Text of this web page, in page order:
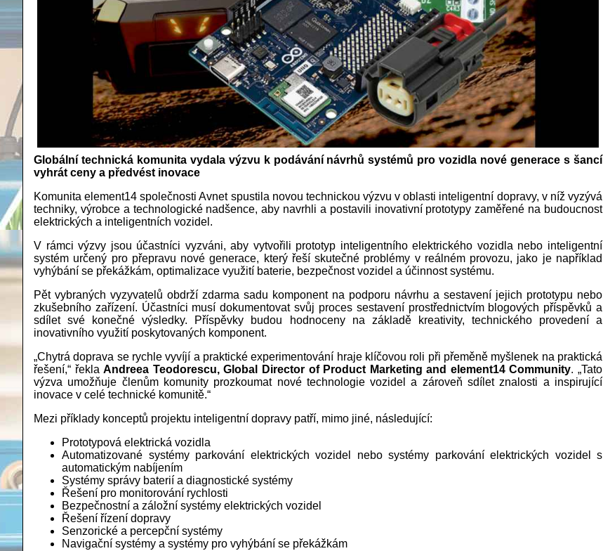
Globální technická komunita vydala výzvu k podávání návrhů systémů pro vozidla nové generace s šancí
vyhrát ceny a předvést inovace
Komunita element14 společnosti Avnet spustila novou technickou výzvu v oblasti inteligentní dopravy, v níž vyzývá
techniky, výrobce a technologické nadšence, aby navrhli a postavili inovativní prototypy zaměřené na budoucnost
elektrických a inteligentních vozidel.
V rámci výzvy jsou účastníci vyzváni, aby vytvořili prototyp inteligentního elektrického vozidla nebo inteligentní
systém určený pro přepravu nové generace, který řeší skutečné problémy v reálném provozu, jako je například
vyhýbání se překážkám, optimalizace využití baterie, bezpečnost vozidel a účinnost systému.
Pět vybraných vyzyvatelů obdrží zdarma sadu komponent na podporu návrhu a sestavení jejich prototypu nebo
zkušebního zařízení. Účastníci musí dokumentovat svůj proces sestavení prostřednictvím blogových příspěvků a
sdílet své konečné výsledky. Příspěvky budou hodnoceny na základě kreativity, technického provedení a
inovativního využití poskytovaných komponent.
„Chytrá doprava se rychle vyvíjí a praktické experimentování hraje klíčovou roli při přeměně myšlenek na praktická
řešení,“ řeklaAndreea Teodorescu, Global Director of Product Marketing and element14 Community. „Tato
výzva umožňuje členům komunity prozkoumat nové technologie vozidel a zároveň sdílet znalosti a inspirující
inovace v celé technické komunitě.“
Mezi příklady konceptů projektu inteligentní dopravy patří, mimo jiné, následující:
Prototypová elektrická vozidla
Automatizované systémy parkování elektrických vozidel nebo systémy parkování elektrických vozidel s
automatickým nabíjením
Systémy správy baterií a diagnostické systémy
Řešení pro monitorování rychlosti
Bezpečnostní a záložní systémy elektrických vozidel
Řešení řízení dopravy
Senzorické a percepční systémy
Navigační systémy a systémy pro vyhýbání se překážkám